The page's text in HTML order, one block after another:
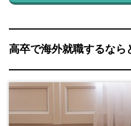
高卒で海外就職するなら